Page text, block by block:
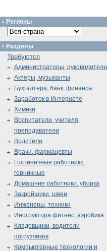
Регионы
Разделы
Требуются
Администраторы, руководители
Актёры, музыканты
Бухгалтера, банк, финансы
Заработок в Интернете
Химики
Воспитатели, учителя,
преподаватели
Водители
Врачи, фармацевты
Гостиничные работники,
горничные
Домашние работники, уборка
Закройщики, швеи
Инженеры, техники
Инструктора фитнес, аэробика
Кладовщики, водители
погрузчиков
Компьютерные технологии и